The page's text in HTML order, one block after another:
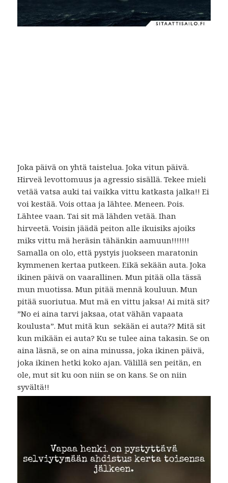
Joka päivä on yhtä taistelua. Joka vitun päivä.
Hirveä levottomuus ja agressio sisällä. Tekee mieli
vetää vatsa auki tai vaikka vittu katkasta jalka!! Ei
voi kestää. Vois ottaa ja lähtee. Meneen. Pois.
Lähtee vaan. Tai sit mä lähden vetää. Ihan
hirveetä. Voisin jäädä peiton alle ikuisiks ajoiks
miks vittu mä heräsin tähänkin aamuun!!!!!!!
Samalla on olo, että pystyis juokseen maratonin
kymmenen kertaa putkeen. Eikä sekään auta. Joka
ikinen päivä on vaarallinen. Mun pitää olla tässä
mun muotissa. Mun pitää mennä kouluun. Mun
pitää suoriutua. Mut mä en vittu jaksa! Ai mitä sit?
”No ei aina tarvi jaksaa, otat vähän vapaata
koulusta”. Mut mitä kun sekään ei auta?? Mitä sit
kun mikään ei auta? Ku se tulee aina takasin. Se on
aina läsnä, se on aina minussa, joka ikinen päivä,
joka ikinen hetki koko ajan. Välillä sen peitän, en
ole, mut sit ku oon niin se on kans. Se on niin
syvältä!!